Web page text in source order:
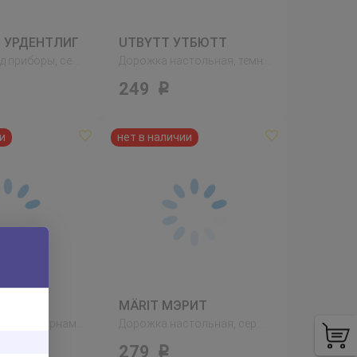
УРДЕНТЛИГ UTBYTT УТБЮТТ
249 Р
MÄRIT МЭРИТ
279 Р